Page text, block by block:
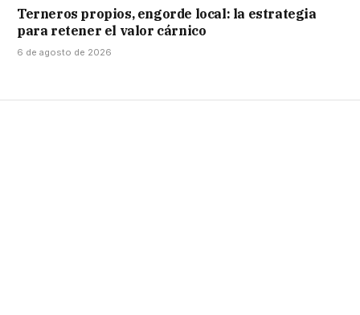
Terneros propios, engorde local: la estrategia
para retener el valor cárnico
6 de agosto de 2026